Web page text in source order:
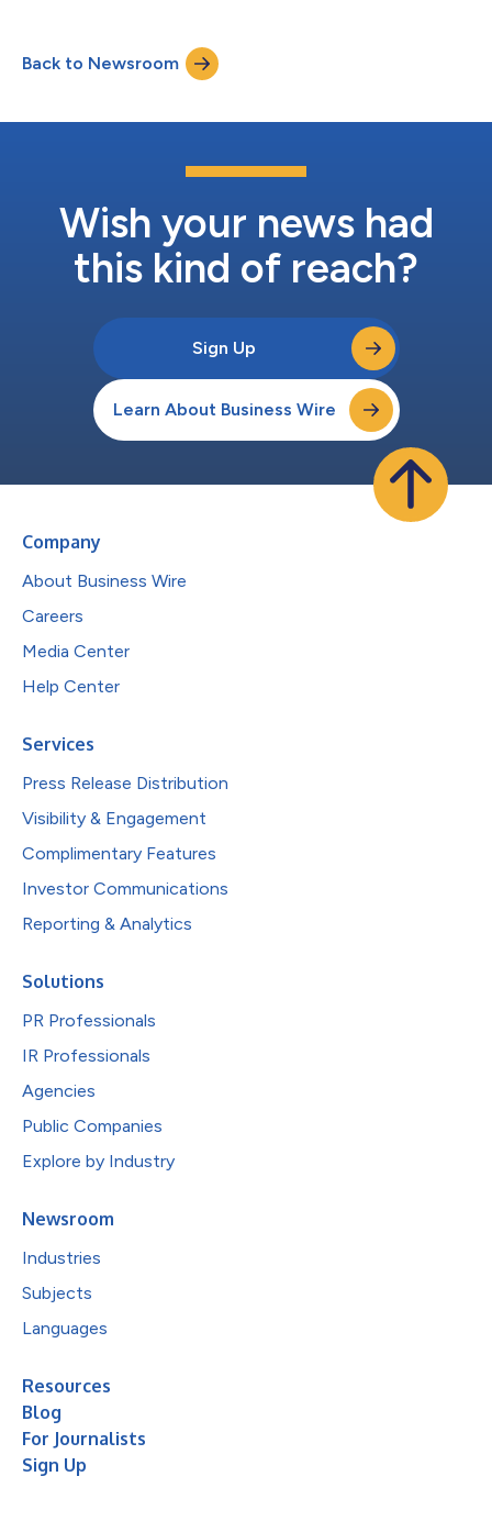
om het potentieel van geavanceerde moderne
reactortechnologie voor commerciële scheepsvoortstuwing te
onderzoeken. Aan de hand van de studie worden de
Back to Newsroom
Wish your news had
this kind of reach?
Sign Up
Learn About Business Wire
Company
About Business Wire
Careers
Media Center
Help Center
Services
Press Release Distribution
Visibility & Engagement
Complimentary Features
Investor Communications
Reporting & Analytics
Solutions
PR Professionals
IR Professionals
Agencies
Public Companies
Explore by Industry
Newsroom
Industries
Subjects
Languages
Resources
Blog
For Journalists
Sign Up